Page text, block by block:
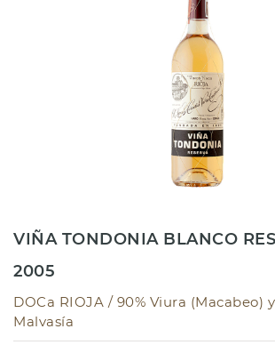
VIÑA TONDONIA BLANCO
2005
DOCa RIOJA / 90% Viura (Macabeo) y
Malvasía